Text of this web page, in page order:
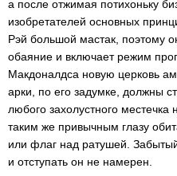
а после отжимая потихоньку
изобретателей основных
Рэй большой мастак, поэтому
обаяние и включает режим
Макдоналдса новую церковь
арки, по его задумке, должны
любого захолустного местечка
таким же привычным глазу
или флаг над ратушей.
и отступать он не намерен.